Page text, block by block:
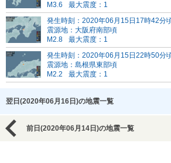
M3.6
最大震度：1
発生時刻：2020年06月15日17時42分
震源地：大阪府南部頃
M2.8
最大震度：1
発生時刻：2020年06月15日22時50分
震源地：島根県東部頃
M2.2
最大震度：1
翌日(2020年06月16日)の地震一覧
前日(2020年06月14日)の地震一覧